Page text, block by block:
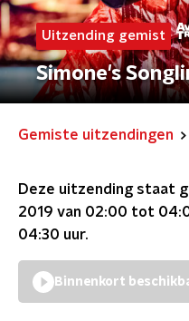
Uitzending gemist
Simone's
Gemiste uitzendingen
Deze uitzending staat
2019 van 02:00 tot
04:30 uur.
Binnenkort